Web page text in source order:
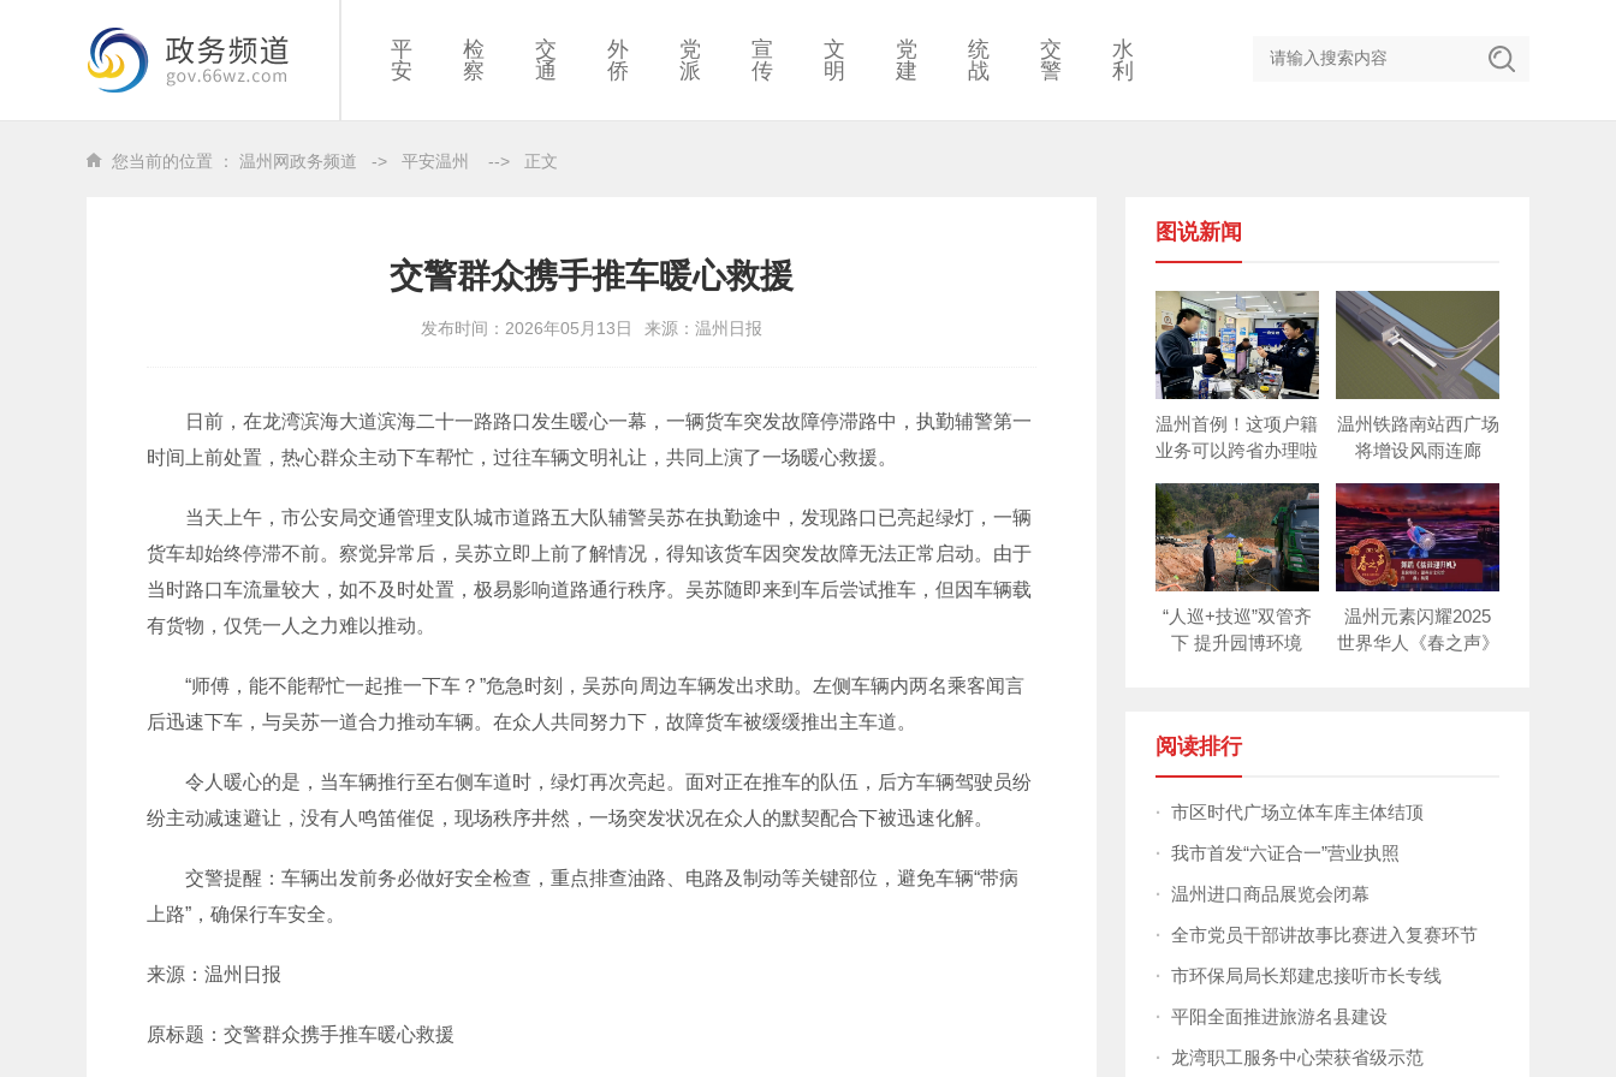
平
安
检
察
交
通
外
侨
党
派
宣
传
文
明
党
建
统
战
交
警
水
利
您当前的位置 ： 温州网政务频道 -> 平安温州 --> 正文
交警群众携手推车暖心救援
发布时间：2026年05月13日 来源：温州日报
日前，在龙湾滨海大道滨海二十一路路口发生暖心一幕，一辆货车突发故障停滞路中，执勤辅警第一
时间上前处置，热心群众主动下车帮忙，过往车辆文明礼让，共同上演了一场暖心救援。
当天上午，市公安局交通管理支队城市道路五大队辅警吴苏在执勤途中，发现路口已亮起绿灯，一辆
货车却始终停滞不前。察觉异常后，吴苏立即上前了解情况，得知该货车因突发故障无法正常启动。由于
当时路口车流量较大，如不及时处置，极易影响道路通行秩序。吴苏随即来到车后尝试推车，但因车辆载
有货物，仅凭一人之力难以推动。
“师傅，能不能帮忙一起推一下车？”危急时刻，吴苏向周边车辆发出求助。左侧车辆内两名乘客闻言
后迅速下车，与吴苏一道合力推动车辆。在众人共同努力下，故障货车被缓缓推出主车道。
令人暖心的是，当车辆推行至右侧车道时，绿灯再次亮起。面对正在推车的队伍，后方车辆驾驶员纷
纷主动减速避让，没有人鸣笛催促，现场秩序井然，一场突发状况在众人的默契配合下被迅速化解。
交警提醒：车辆出发前务必做好安全检查，重点排查油路、电路及制动等关键部位，避免车辆“带病
上路”，确保行车安全。
来源：温州日报
原标题：交警群众携手推车暖心救援
图说新闻
温州首例！这项户籍
业务可以跨省办理啦
温州铁路南站西广场
将增设风雨连廊
“人巡+技巡”双管齐
下 提升园博环境
温州元素闪耀2025
世界华人《春之声》
阅读排行
· 市区时代广场立体车库主体结顶
· 我市首发“六证合一”营业执照
· 温州进口商品展览会闭幕
· 全市党员干部讲故事比赛进入复赛环节
· 市环保局局长郑建忠接听市长专线
· 平阳全面推进旅游名县建设
· 龙湾职工服务中心荣获省级示范